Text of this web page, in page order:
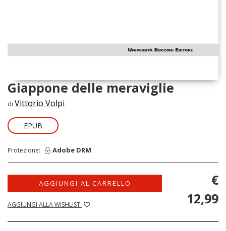
Giappone delle meraviglie
di Vittorio Volpi
EPUB
Protezione: Adobe DRM
AGGIUNGI AL CARRELLO
AGGIUNGI ALLA WISHLIST
€
12,99